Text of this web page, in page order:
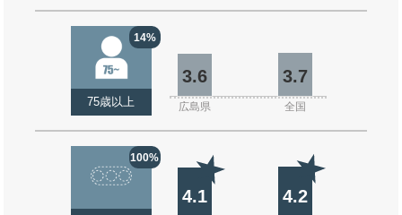
14%
75歳以上
3.6 3.7
広島県 全国
100%
4.1 4.2